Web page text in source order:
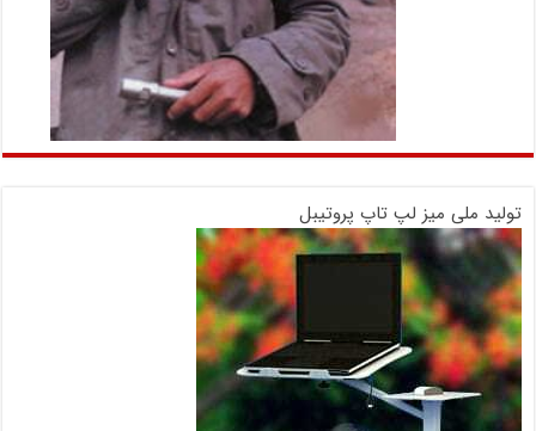
تولید ملی میز لپ تاپ پروتیبل